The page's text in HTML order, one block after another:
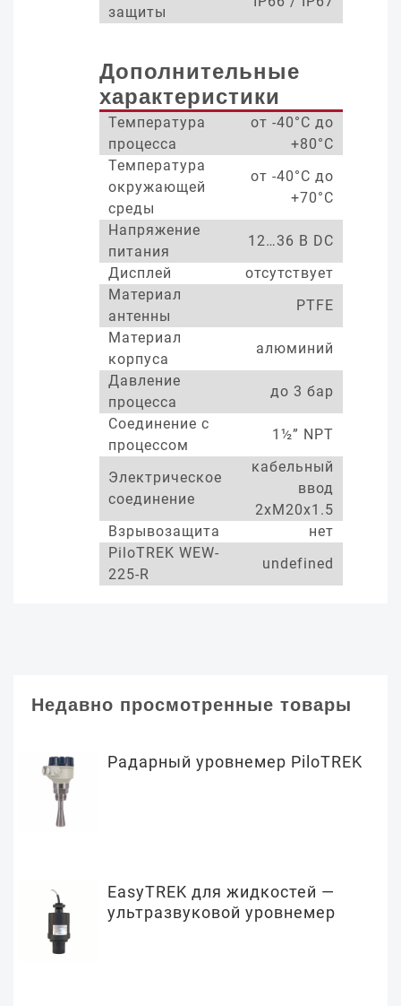
защиты
Дополнительные
характеристики
Температура
процесса
от -40°С до
+80°С
Температура
окружающей
среды
от -40°С до
+70°С
Напряжение
питания
12…36 В DC
Дисплей
отсутствует
Материал
антенны
PTFE
Материал
корпуса
алюминий
Давление
процесса
до 3 бар
Соединение с
процессом
1½” NPT
Электрическое
соединение
кабельный
ввод
2xM20x1.5
Взрывозащита
нет
PiloTREK WEW-
225-R
undefined
Недавно просмотренные товары
Радарный уровнемер PiloTREK
EasyTREK для жидкостей —
ультразвуковой уровнемер